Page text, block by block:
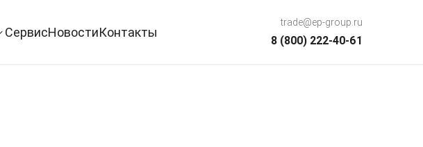
СервисНовостиКонтакты
trade@ep-group.ru
8 (800) 222-40-61